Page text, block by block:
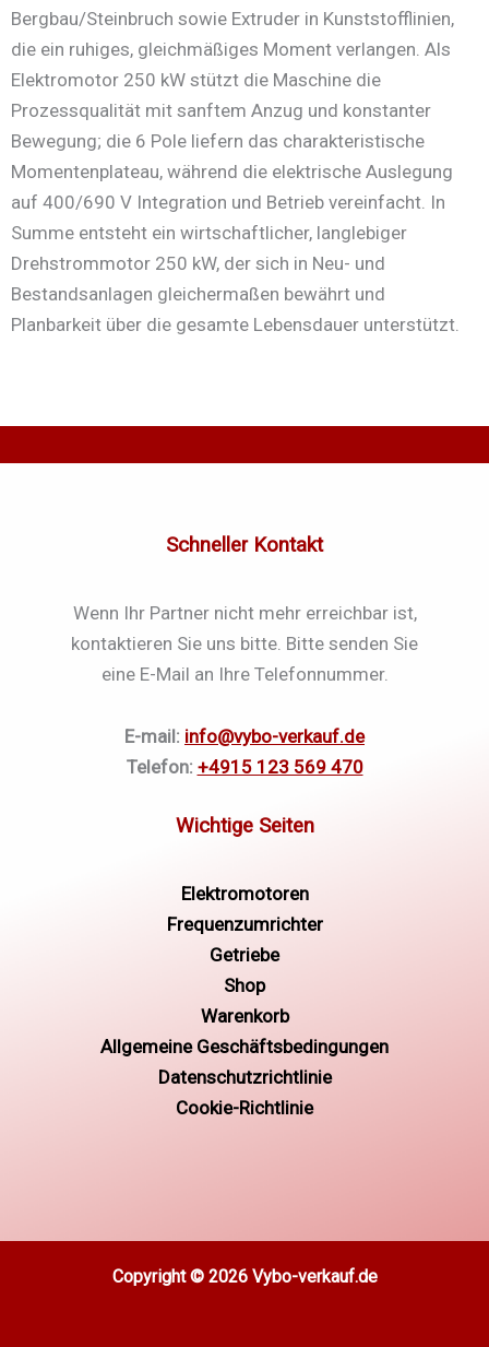
Bergbau/Steinbruch sowie Extruder in Kunststofflinien,
die ein ruhiges, gleichmäßiges Moment verlangen. Als
Elektromotor 250 kW stützt die Maschine die
Prozessqualität mit sanftem Anzug und konstanter
Bewegung; die 6 Pole liefern das charakteristische
Momentenplateau, während die elektrische Auslegung
auf 400/690 V Integration und Betrieb vereinfacht. In
Summe entsteht ein wirtschaftlicher, langlebiger
Drehstrommotor 250 kW, der sich in Neu- und
Bestandsanlagen gleichermaßen bewährt und
Planbarkeit über die gesamte Lebensdauer unterstützt.
Schneller Kontakt
Wenn Ihr Partner nicht mehr erreichbar ist,
kontaktieren Sie uns bitte. Bitte senden Sie
eine E-Mail an Ihre Telefonnummer.
E-mail: info@vybo-verkauf.de
Telefon: +4915 123 569 470
Elektromotoren
Frequenzumrichter
Getriebe
Shop
Warenkorb
Allgemeine Geschäftsbedingungen
Datenschutzrichtlinie
Cookie-Richtlinie
Copyright © 2026 Vybo-verkauf.de